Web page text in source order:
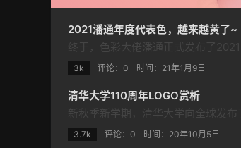
2021潘通年度代表色，越来越黄了~
3k 评论：0 时间： 21年1月9日
清华大学110周年LOGO赏析
3.7k 评论：0 时间： 20年10月5日